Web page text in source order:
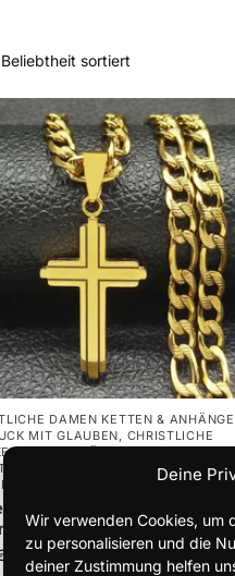
Deine
Wir verwenden Cookies, um
zu personalisieren und die
deiner Zustimmung helfen
DAMEN KETTEN &
MIT GLAUBEN, CHRISTLICHE
& ANHÄNGER – UNISEX
HALSKETTEN & ANHÄNGER
Kette mit Kreuz – Gold oder
– Zeitloses christliches